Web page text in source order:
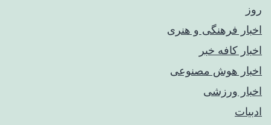
روز
اخبار فرهنگی و هنری
اخبار کافه خبر
اخبار هوش مصنوعی
اخبار ورزشی
ادبیات